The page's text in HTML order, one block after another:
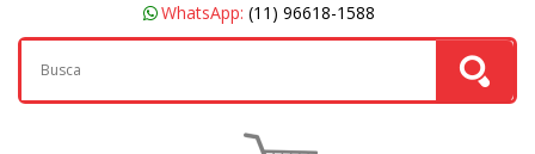
WhatsApp: (11) 96618-1588